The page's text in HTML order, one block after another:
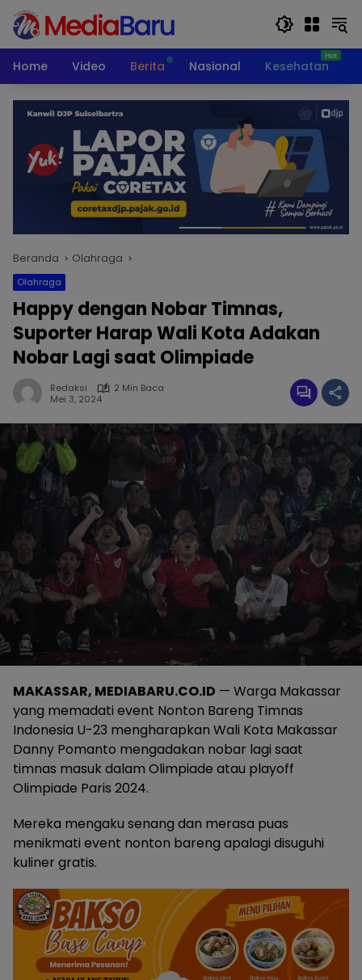
Langsung
konten
Home
Video Berita Nasional Kesehatan
Beranda Olahraga
Olahraga
Happy dengan Nobar Timnas,
Suporter Harap Wali Kota Adakan
Nobar Lagi saat Olimpiade
Redaksi
2 Min Baca
Mei 3, 2024
MAKASSAR, MEDIABARU.CO.ID — Warga Makassar
yang memadati event Nonton Bareng Timnas
Indonesia U-23 mengharapkan Wali Kota Makassar
Danny Pomanto mengadakan nobar lagi saat
timnas masuk dalam Olimpiade atau playoff
Olimpiade Paris 2024.
Mereka mengaku senang dan merasa puas
menikmati event nonton bareng apalagi disuguhi
kuliner gratis.